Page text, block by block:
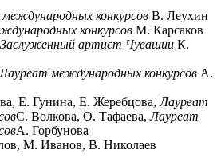
конкурсов В. Леухин
конкурсов М. Карсаков
Заслуженный артист Чувашии К.
Лауреат международных конкурсов А.
Е. Гунина, Е. Жеребцова,Лауреат
С. Волкова, О. Тафаева,Лауреат
А. Горбунова
М. Иванов, В. Николаев